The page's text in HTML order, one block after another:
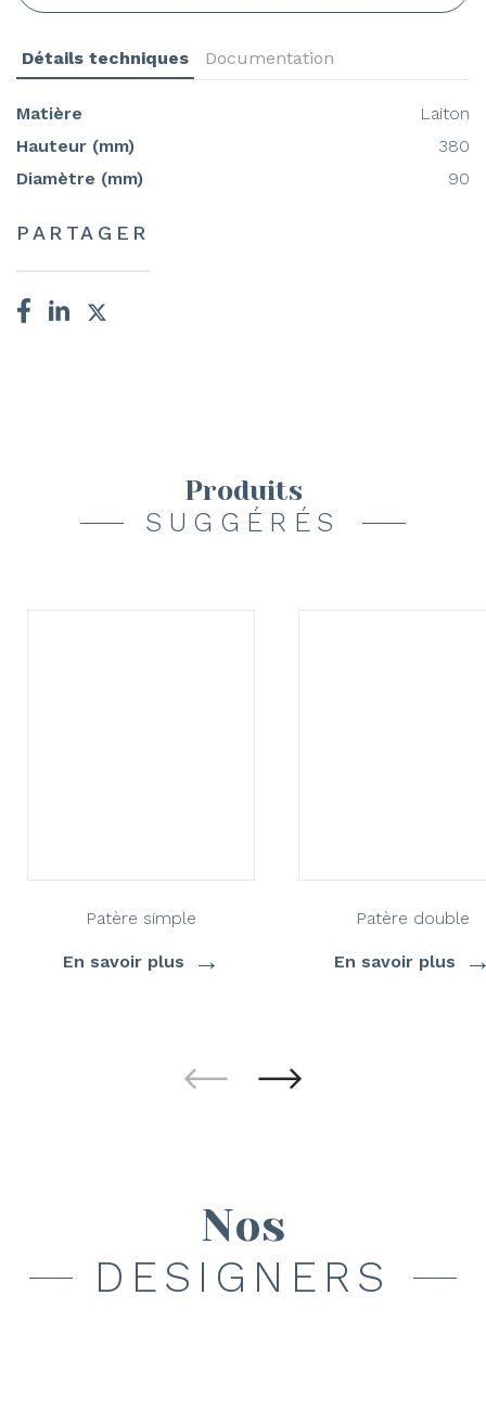
Détails techniques Documentation
Matière
Laiton
Hauteur (mm)
380
Diamètre (mm)
90
PARTAGER
Produits
SUGGÉRÉS
Patère simple
En savoir plus →
Patère double
En savoir plus
Nos
DESIGNERS